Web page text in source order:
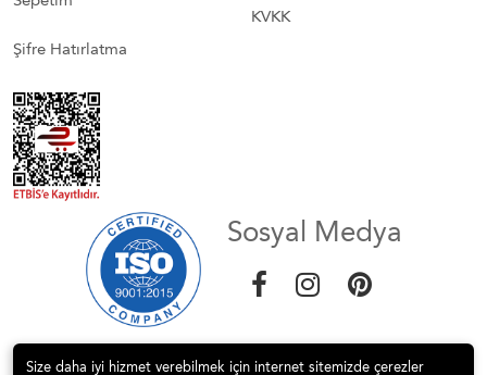
Şifre Hatırlatma
KVKK
Sosyal Medya
Size daha iyi hizmet verebilmek için internet sitemizde çerezler